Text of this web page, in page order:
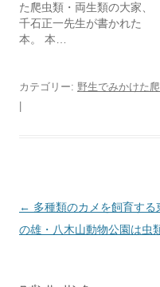
た爬虫類・両生類の大家、
千石正一先生が書かれた
本。 本…
カテゴリー: 野生でみかけた
投
稿
← 多種類のカメを飼育する
の雄・八木山動物公園は虫